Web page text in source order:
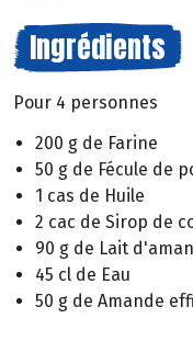
Ingrédients
Pour 4 personnes
200 g de Farine
50 g de Fécule de
1 cas de Huile
2 cac de Sirop de
90 g de Lait
45 cl de Eau
50 g de Amande